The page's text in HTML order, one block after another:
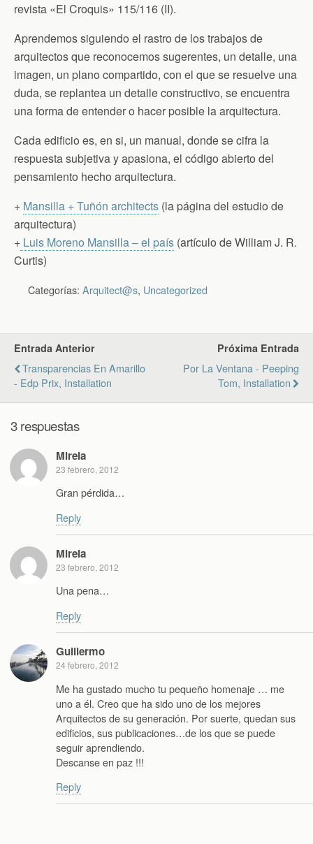
revista «El Croquis» 115/116 (II).
Aprendemos siguiendo el rastro de los trabajos de
arquitectos que reconocemos sugerentes, un detalle, una
imagen, un plano compartido, con el que se resuelve una
duda, se replantea un detalle constructivo, se encuentra
una forma de entender o hacer posible la arquitectura.
Cada edificio es, en si, un manual, donde se cifra la
respuesta subjetiva y apasiona, el código abierto del
pensamiento hecho arquitectura.
+ Mansilla + Tuñón architects (la página del estudio de
arquitectura)
+ Luis Moreno Mansilla – el país (artículo de William J. R.
Curtis)
Categorías: Arquitect@s, Uncategorized
Entrada Anterior
Transparencias En Amarillo
- Edp Prix, Installation
Próxima Entrada
Por La Ventana - Peeping
Tom, Installation
3 respuestas
Mireia
23 febrero, 2012
Gran pérdida…
Reply
Mireia
23 febrero, 2012
Una pena…
Reply
Guillermo
24 febrero, 2012
Me ha gustado mucho tu pequeño homenaje … me
uno a él. Creo que ha sido uno de los mejores
Arquitectos de su generación. Por suerte, quedan sus
edificios, sus publicaciones…de los que se puede
seguir aprendiendo.
Descanse en paz !!!
Reply